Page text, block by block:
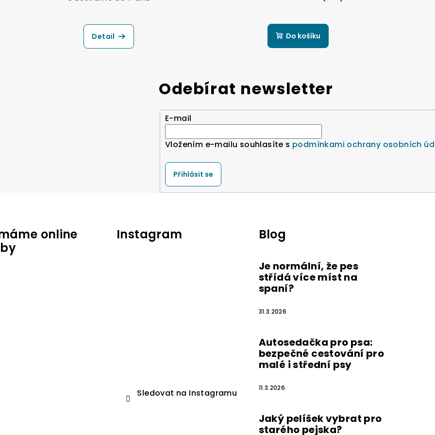
Detail Do košíku
Odebírat newsletter
E-mail
Vložením e-mailu souhlasíte s podmínkami ochrany osobních
Přihlásit se
online
Instagram
Sledovat na Instagramu
Blog
Je normální, že pes
střídá více míst na
spaní?
31.3.2026
Autosedačka pro psa:
bezpečné cestování pro
malé i střední psy
11.3.2026
Jaký pelíšek vybrat pro
starého pejska?